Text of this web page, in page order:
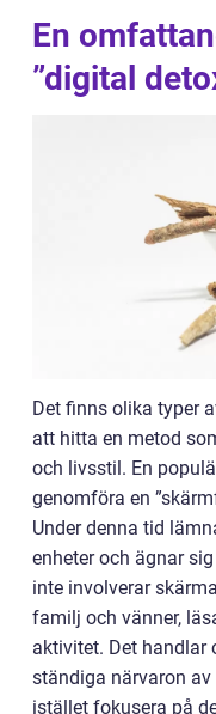
En
”digital
Det finns olika typer
att hitta en metod
och livsstil. En
genomföra en
Under denna tid
enheter och ägnar
inte involverar
familj och vänner,
aktivitet. Det handlar
ständiga närvaron
istället fokusera på